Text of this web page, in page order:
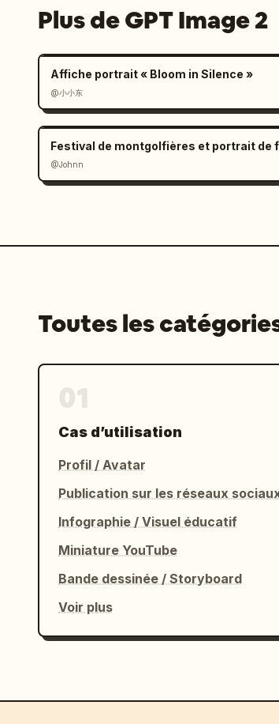
Plus de GPT Image 2
Affiche portrait « Bloom in Silence »
@小小东
@Johnn
Toutes les
Cas d’utilisation
Profil / Avatar
Publication sur les réseaux
Infographie / Visuel éducatif
Miniature YouTube
Bande dessinée / Storyboard
Voir plus